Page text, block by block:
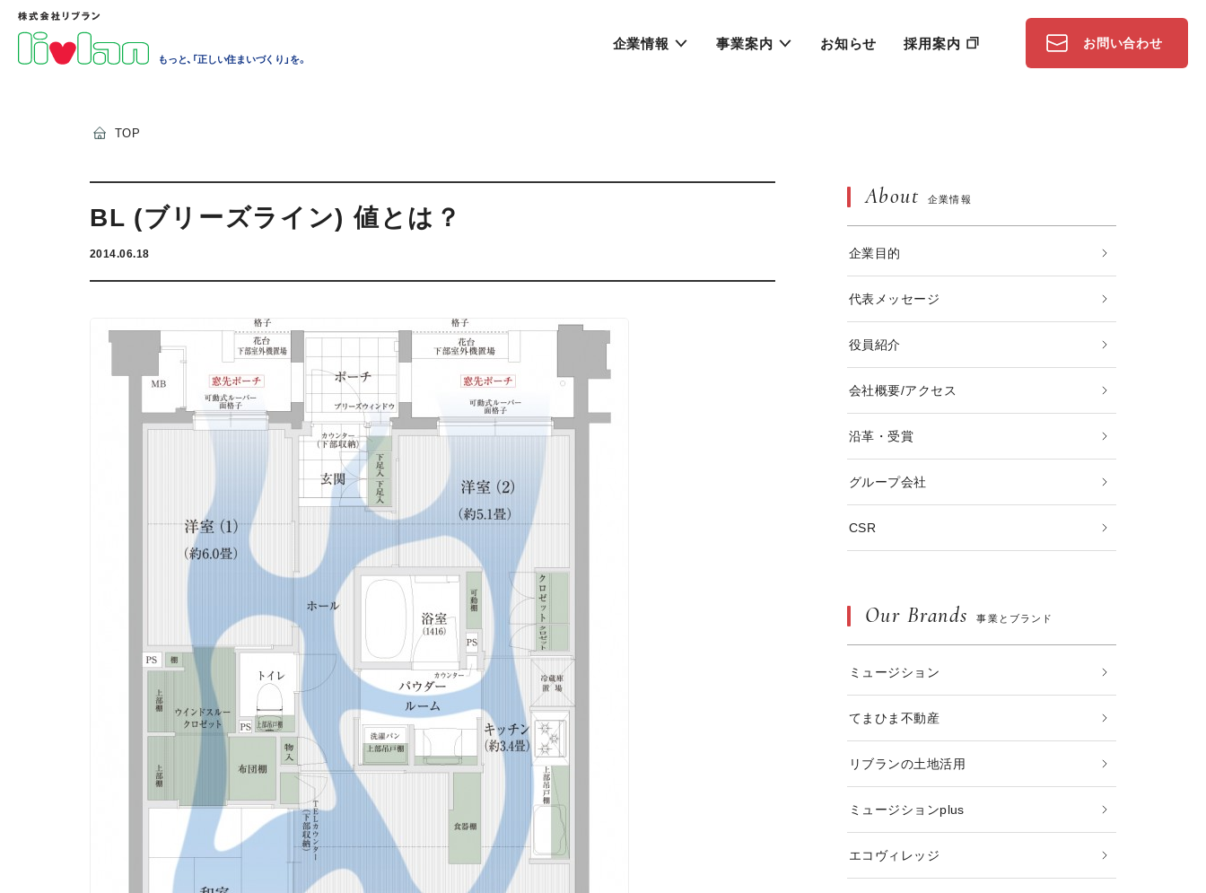
もっと、「正しい住まいづくり」を。
企業情報 事業案内 お知らせ 採用案内 お問い合わせ
TOP
BL (ブリーズライン) 値とは？
2014.06.18
About 企業情報
企業目的
代表メッセージ
役員紹介
会社概要/アクセス
沿革・受賞
グループ会社
CSR
Our Brands 事業とブランド
ミュージション
てまひま不動産
リブランの土地活用
ミュージションplus
エコヴィレッジ